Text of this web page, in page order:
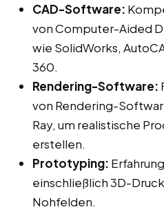
CAD-Software:
von Computer-Aided
wie SolidWorks,
360.
Rendering-Software:
von Rendering-
Ray, um realistische
erstellen.
Prototyping:
einschließlich 3D-
Nohfelden.